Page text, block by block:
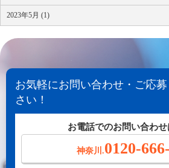
2023年5月 (1)
お気軽にお問い合わせ・ご応
さい！
お電話でのお問い合わ
神奈川.0120-